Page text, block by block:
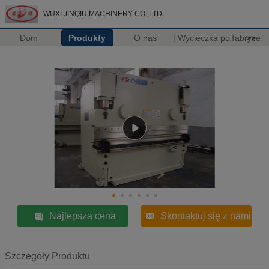
WUXI JINQIU MACHINERY CO.,LTD.
Dom Produkty O nas Wycieczka po fabryce
>>
Najlepsza cena Skontaktuj się z nami
Szczegóły Produktu